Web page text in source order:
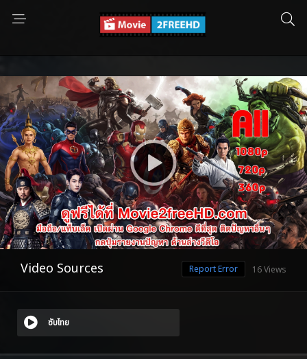
Video Sources 16 Views
Report Error
ซับไทย